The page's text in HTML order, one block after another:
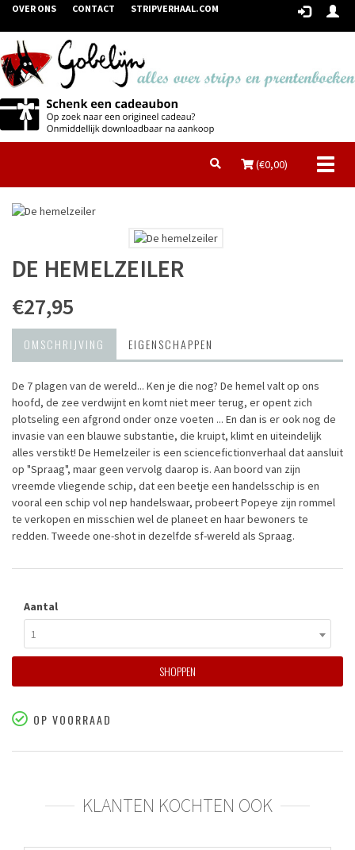
OVER ONS CONTACT STRIPVERHAAL.COM
(€0,00)
DE HEMELZEILER
€27,95
OMSCHRIJVING EIGENSCHAPPEN
De 7 plagen van de wereld... Ken je die nog? De hemel valt op ons
hoofd, de zee verdwijnt en komt niet meer terug, er opent zich
plotseling een afgrond onder onze voeten ... En dan is er ook nog de
invasie van een blauwe substantie, die kruipt, klimt en uiteindelijk
alles verstikt! De Hemelzeiler is een sciencefictionverhaal dat aansluit
op "Spraag", maar geen vervolg daarop is. Aan boord van zijn
vreemde vliegende schip, dat een beetje een handelsschip is en
vooral een schip vol nep handelswaar, probeert Popeye zijn rommel
te verkopen en misschien wel de planeet en haar bewoners te
redden. Tweede one-shot in dezelfde sf-wereld als Spraag.
Aantal
1
SHOPPEN
OP VOORRAAD
KLANTEN KOCHTEN OOK